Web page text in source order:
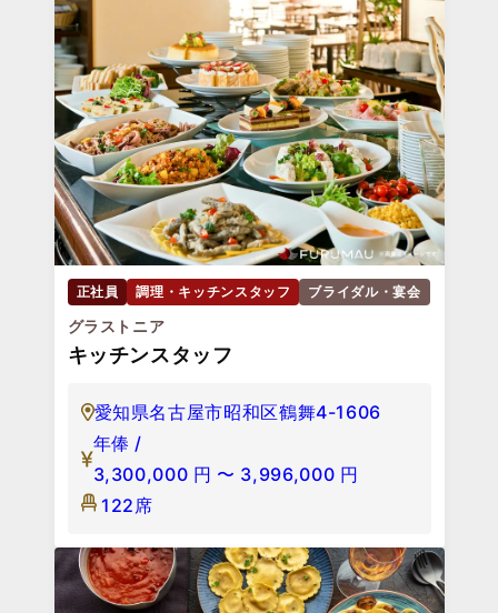
正社員 調理・キッチンスタッフ ブライダル・宴会
グラストニア
キッチンスタッフ
愛知県名古屋市昭和区鶴舞4-1606
年俸 /
3,300,000 円 〜 3,996,000 円
122席